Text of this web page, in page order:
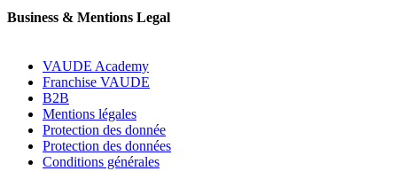
Business & Mentions Legal
VAUDE Academy
Franchise VAUDE
B2B
Mentions légales
Protection des donnée
Protection des données
Conditions générales